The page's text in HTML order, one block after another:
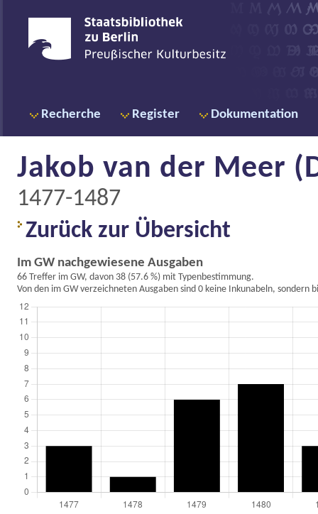
Recherche Register Dokumentation
Jakob van der Meer
1477-1487
Zurück zur Übersicht
Im GW nachgewiesene Ausgaben
66 Treffer im GW, davon 38 (57.6 %) mit Typenbestimmung.
Von den im GW verzeichneten Ausgaben sind 0 keine Inkunabeln,